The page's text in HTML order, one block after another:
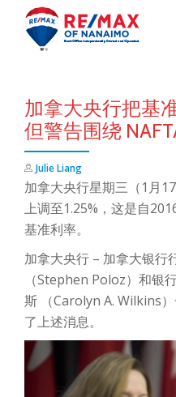
加拿大央行把基
但警告围绕
Julie Liang
加拿大央行星期三（1月
上调至1.25%，这是自
基准利率。
加拿大央行 – 加拿大银行
（Stephen Poloz）和银
斯 （Carolyn A. Wilkins
了上述消息。